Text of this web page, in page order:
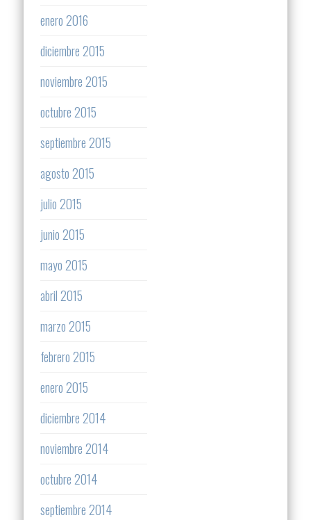
enero 2016
diciembre 2015
noviembre 2015
octubre 2015
septiembre 2015
agosto 2015
julio 2015
junio 2015
mayo 2015
abril 2015
marzo 2015
febrero 2015
enero 2015
diciembre 2014
noviembre 2014
octubre 2014
septiembre 2014